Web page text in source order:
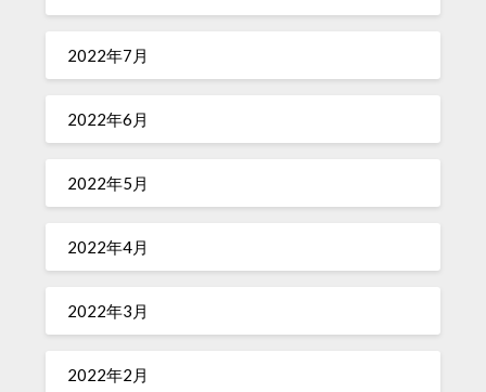
2022年7月
2022年6月
2022年5月
2022年4月
2022年3月
2022年2月